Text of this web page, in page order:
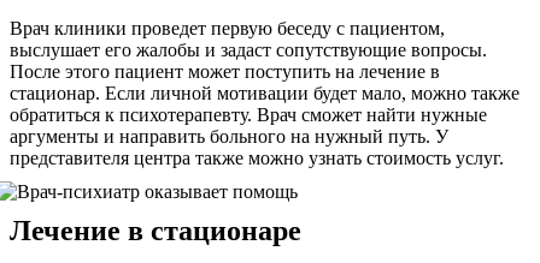
Врач клиники проведет первую беседу с пациентом,
выслушает его жалобы и задаст сопутствующие вопросы.
После этого пациент может поступить на лечение в
стационар. Если личной мотивации будет мало, можно также
обратиться к психотерапевту. Врач сможет найти нужные
аргументы и направить больного на нужный путь. У
представителя центра также можно узнать стоимость услуг.
Лечение в стационаре